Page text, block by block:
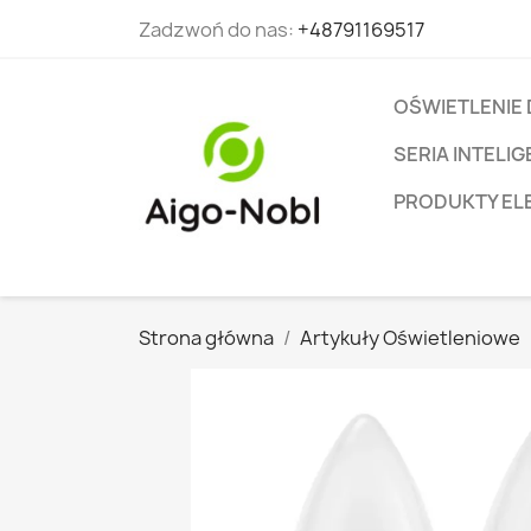
Zadzwoń do nas: +48791169517
OŚWIETLENIE
SERIA
PRODUKTY
Strona główna Artykuły Oświetleniowe